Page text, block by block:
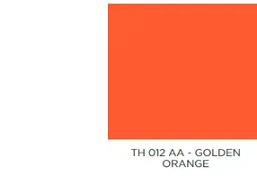
Lem
Cat dan Pelapis Dinding
Produk K3
Besi Beton & Wiremesh
Sistem Elektro
Peralatan Elektronik